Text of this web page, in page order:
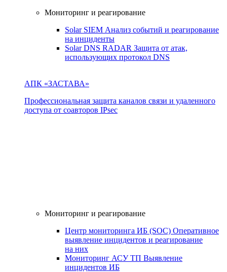
Мониторинг и реагирование
Solar SIEM Анализ событий и реагирование
на инциденты
Solar DNS RADAR Защита от атак,
использующих протокол DNS
АПК «ЗАСТАВА»
Профессиональная защита каналов связи и удаленного
доступа от соавторов IPsec
Мониторинг и реагирование
Центр мониторинга ИБ (SOC) Оперативное
выявление инцидентов и реагирование
на них
Мониторинг АСУ ТП Выявление
инцидентов ИБ